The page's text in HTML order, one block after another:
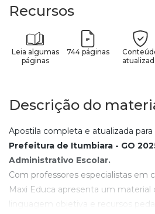
Recursos
Leia algumas
páginas
744 páginas
Descrição do
Apostila completa e atualizada
Prefeitura de Itumbiara - GO
Administrativo Escolar.
Com professores especialistas em
Maxi Educa apresenta um
linguagem objetiva e recursos